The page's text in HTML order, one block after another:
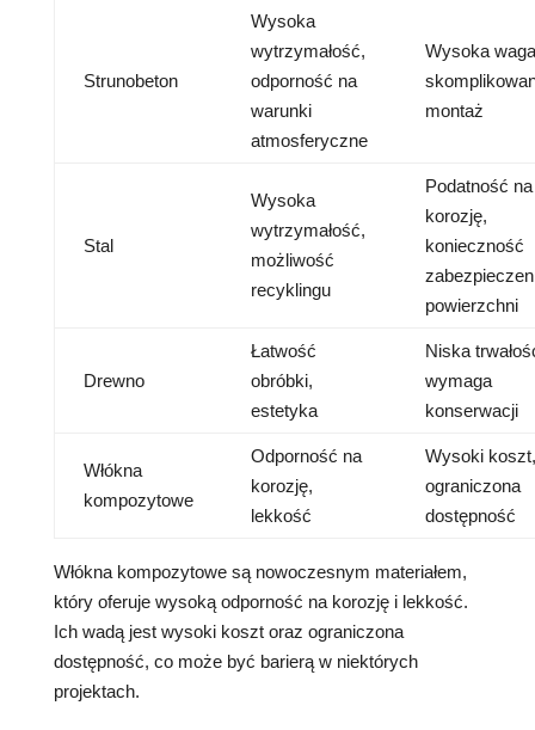
Strunobeton
Wysoka
wytrzymałość,
odporność na
warunki
atmosferyczne
Wysoka
montaż
Stal
Wysoka
wytrzymałość,
możliwość
recyklingu
Podatność na
korozję,
konieczność
powierzchni
Drewno
Łatwość
obróbki,
estetyka
Niska
wymaga
konserwacji
Włókna
kompozytowe
Odporność na
korozję,
lekkość
Wysoki koszt,
ograniczona
dostępność
Włókna kompozytowe są nowoczesnym materiałem,
który oferuje wysoką odporność na korozję i lekkość.
Ich wadą jest wysoki koszt oraz ograniczona
dostępność, co może być barierą w niektórych
projektach.